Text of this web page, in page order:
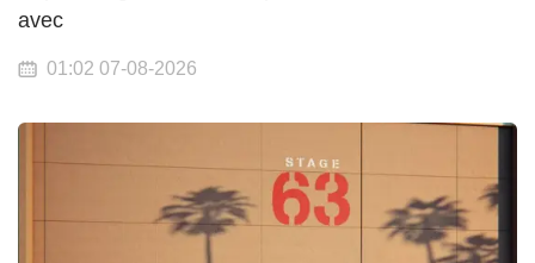
avec
01:02 07-08-2026